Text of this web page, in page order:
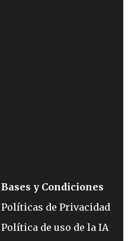
Bases y Condiciones
Políticas de Privacidad
Política de uso de la IA